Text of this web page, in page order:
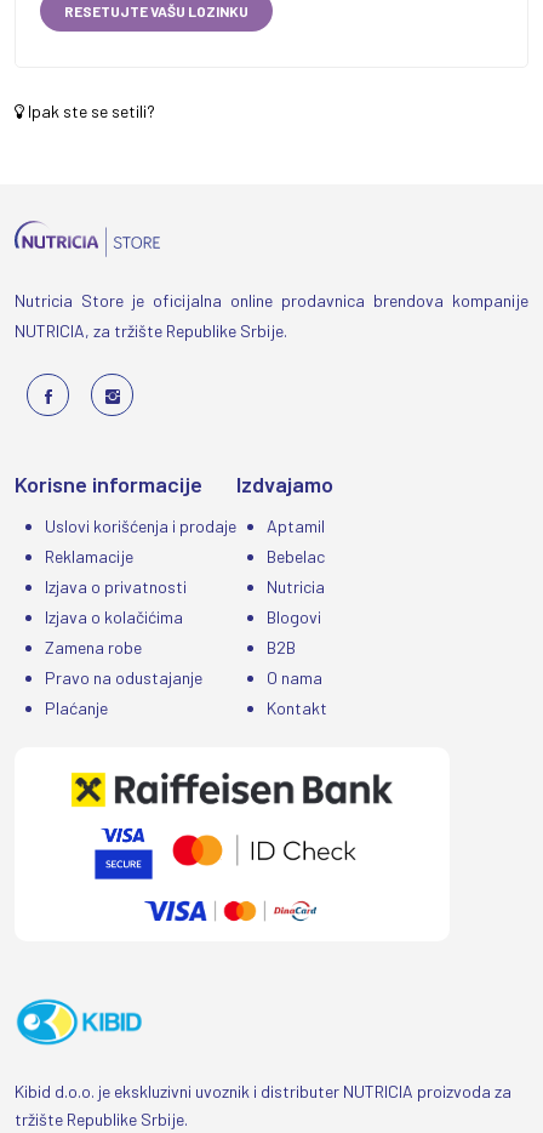
RESETUJTE VAŠU LOZINKU
Ipak ste se setili?
Nutricia Store je oficijalna online prodavnica brendova kompanije
NUTRICIA, za tržište Republike Srbije.
Korisne informacije
Uslovi korišćenja i prodaje
Reklamacije
Izjava o privatnosti
Izjava o kolačićima
Zamena robe
Pravo na odustajanje
Plaćanje
Izdvajamo
Aptamil
Bebelac
Nutricia
Blogovi
B2B
O nama
Kontakt
Kibid d.o.o. je ekskluzivni uvoznik i distributer NUTRICIA proizvoda za
tržište Republike Srbije.